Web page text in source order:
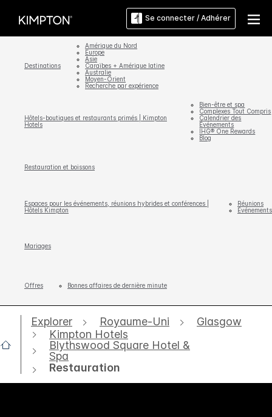
Se connecter / Adhérer
Destinations
Amérique du Nord
Europe
Asie
Caraïbes + Amérique latine
Australie
Moyen-Orient
Recherche par expérience
Hôtels-boutiques et restaurants primés | Kimpton
Hotels
Bien-être et spa
Complexes Tout Compris
Calendrier des
Événements
IHG® One Rewards
Blog
Restauration et boissons
Espaces pour les événements, réunions hybrides et conférences |
Hôtels Kimpton
Réunions
Événements
Mariages
Offres Bonnes affaires de dernière minute
Explorer Royaume-Uni
Glasgow
Kimpton Hotels
Blythswood Square Hotel &
Spa
Restauration